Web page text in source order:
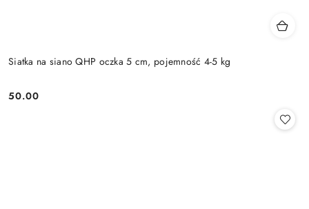
Siatka na siano QHP oczka 5 cm, pojemność 4-5 kg
Cena:
50.00